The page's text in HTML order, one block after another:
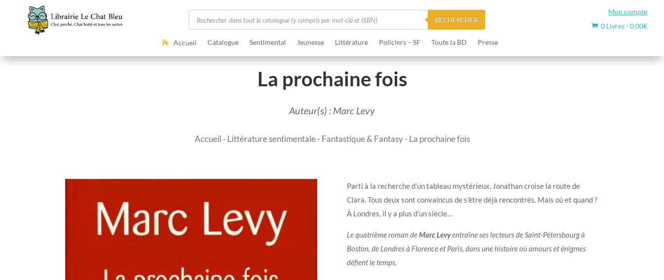
Recherche
de
produits
RECHERCHER
Mon compte
 0 Livres-0.00€
Accueil
Catalogue Sentimental Jeunesse Littérature Policiers – SF Toute la BD Presse
La prochaine fois
Auteur(s) : Marc Levy
Accueil - Littérature sentimentale- Fantastique & Fantasy- La prochaine fois
Parti à la recherche d’un tableau mystérieux, Jonathan croise la route de
Clara. Tous deux sont convaincus de s’être déjà rencontrés. Mais où et quand ?
À Londres, il y a plus d’un siècle…
Le quatrième roman deMarc Levyentraîne ses lecteurs de Saint-Pétersbourg à
Boston, de Londres à Florence et Paris, dans une histoire où amours et énigmes
défient le temps.